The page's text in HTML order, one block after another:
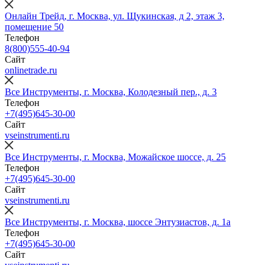
Онлайн Трейд, г. Москва, ул. Щукинская, д 2, этаж 3,
помещение 50
Телефон
8(800)555-40-94
Сайт
onlinetrade.ru
Все Инструменты, г. Москва, Колодезный пер., д. 3
Телефон
+7(495)645-30-00
Сайт
vseinstrumenti.ru
Все Инструменты, г. Москва, Можайское шоссе, д. 25
Телефон
+7(495)645-30-00
Сайт
vseinstrumenti.ru
Все Инструменты, г. Москва, шоссе Энтузиастов, д. 1а
Телефон
+7(495)645-30-00
Сайт